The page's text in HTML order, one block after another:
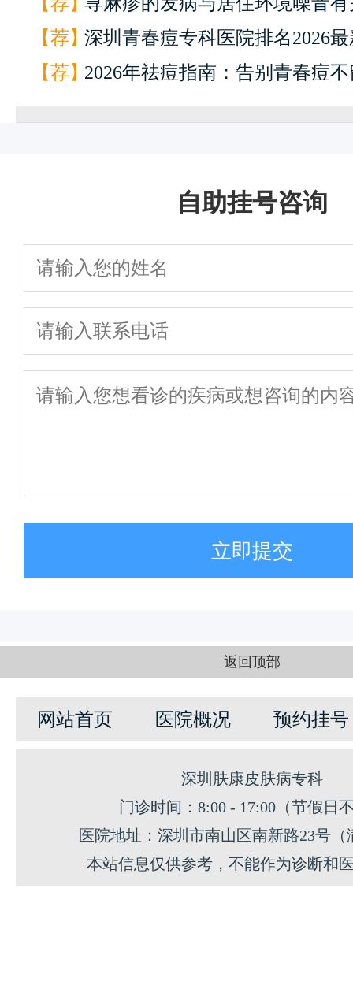
激因素与风团
【荐】深圳青春痘专科医院排名2026
【荐】2026年祛痘指南：告别青春痘
自助挂号咨询
立即提交
返回顶部
网站首页 医院概况 预约挂号
深圳肤康皮肤病专科
门诊时间：8:00 - 17:00（节假日
医院地址：深圳市南山区南新路23号（
本站信息仅供参考，不能作为诊断和
一键通话 预约挂号 患者服务
1
来院路线